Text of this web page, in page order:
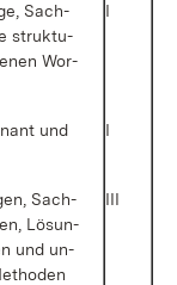
Sach­
struk­tu­
Wor­
I
und
I
Sach­
Lö­sun­
und un­
III